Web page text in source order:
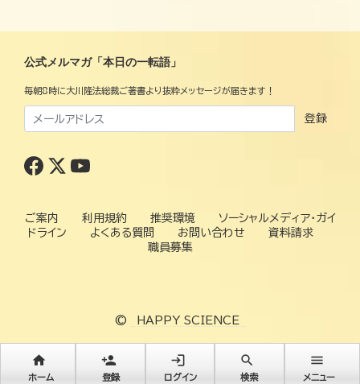
公式メルマガ「本日の一転語」
毎朝8時に大川隆法総裁ご著書より抜粋メッセージが届きます！
登録
ご案内 利用規約 推奨環境
ソーシャルメディア・ガイ
ドライン
よくある質問 お問い合わせ
資料請求
職員募集
© HAPPY SCIENCE
home
ホーム
person_add
登録
login
ログイン
search
検索
menu
メニュー